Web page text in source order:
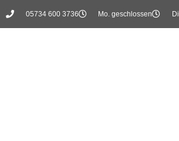
05734 600 3736 Mo. geschlossen